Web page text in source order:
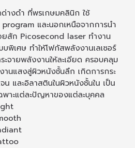
างดำ ที่พรเกษมคลินิก ใช้
และนอกเหนือจากการนำ
ยสัก Picosecond laser ทำงาน
พิเศษ ทำให้โฟกัสพลังงานเลเซอร์
ะจายพลังงานให้ละเอียด ครอบคลุม
นแสงสู่ผิวหนังชั้นลึก เกิดการกระ
น และอิลาสตินในผิวหนังชั้นใน เป็น
พาะแต่ละปัญหาของแต่ละบุคคล